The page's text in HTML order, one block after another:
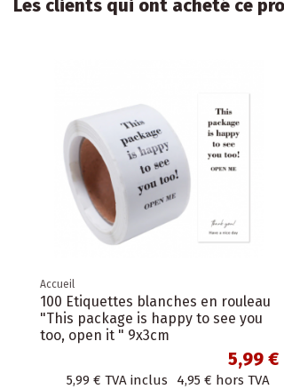
Les clients qui ont acheté ce
Accueil
100 Etiquettes blanches en rouleau
"This package is happy to see you
too, open it " 9x3cm
5,99 €
5,99 € TVA inclus 4,95 € hors TVA